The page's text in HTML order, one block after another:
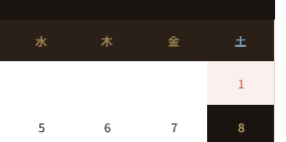
水 木 金 土
1
5 6 7 8